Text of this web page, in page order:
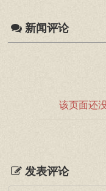
新闻评论
该页面还
发表评论